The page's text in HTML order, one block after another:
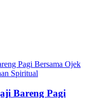
Bareng Pagi